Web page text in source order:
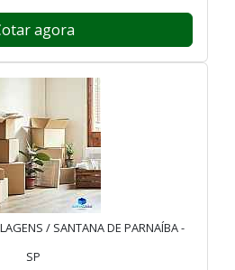
agora
/ SANTANA DE PARNAÍBA -
SP